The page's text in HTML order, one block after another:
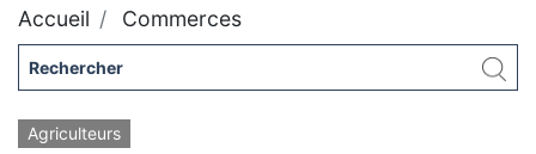
Accueil Commerces
Agriculteurs